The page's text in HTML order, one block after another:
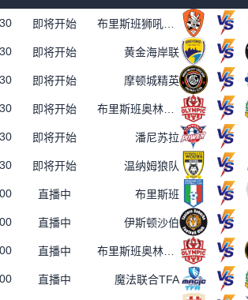
即将开始
即将开始 黄金海岸联
即将开始 摩顿城精英
即将开始
即将开始 潘尼苏拉
即将开始 温纳姆狼队
直播中 布里斯班
直播中 伊斯顿沙伯
直播中
直播中 魔法联合TFA